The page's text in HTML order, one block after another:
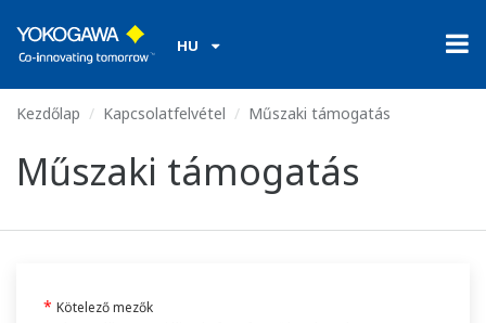
HU
Kezdőlap Kapcsolatfelvétel Műszaki támogatás
Műszaki támogatás